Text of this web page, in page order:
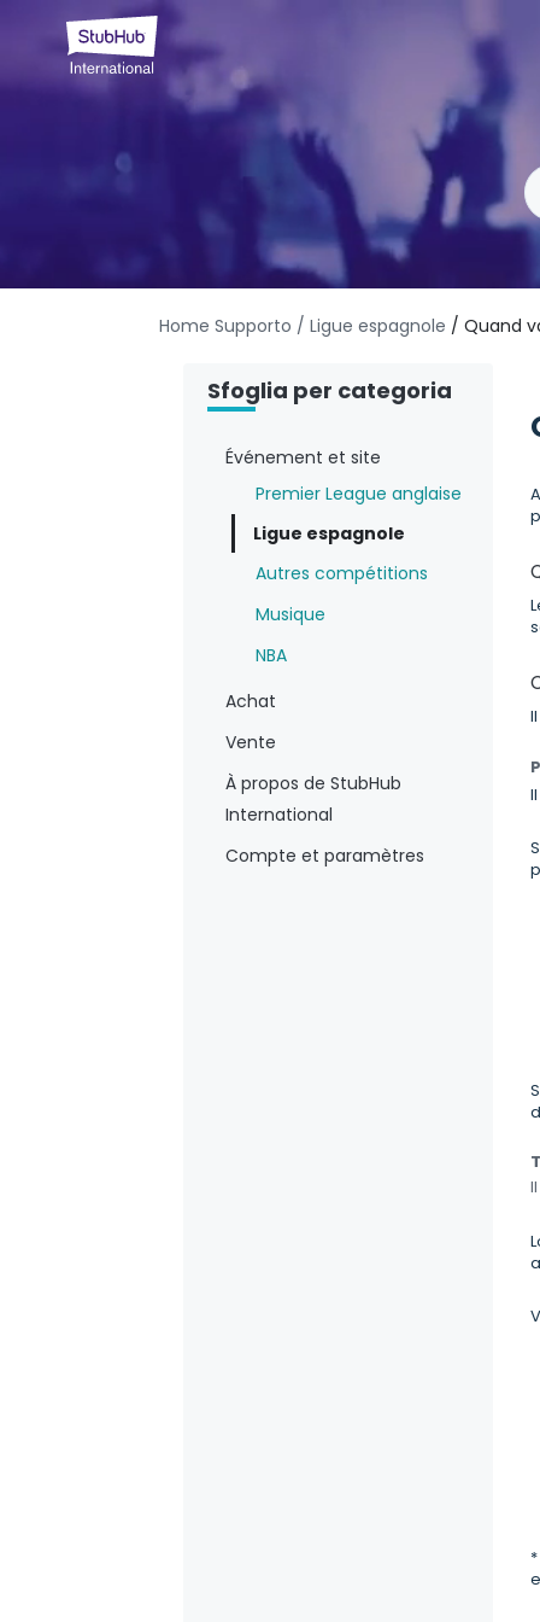
Home Supporto / Ligue espagnole / Quand
Sfoglia per categoria
Événement et site
Premier League anglaise
Ligue espagnole
Autres compétitions
Musique
NBA
Achat
Vente
À propos de StubHub
International
Compte et paramètres